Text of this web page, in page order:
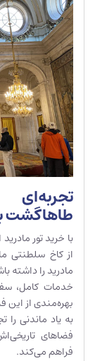
طاهاگشت
با خرید تور
از کاخ سلطنتی
مادرید را داشته
خدمات کامل،
بهره‌مندی از
به یاد ماندنی
فضاهای
فراهم می‌کند.